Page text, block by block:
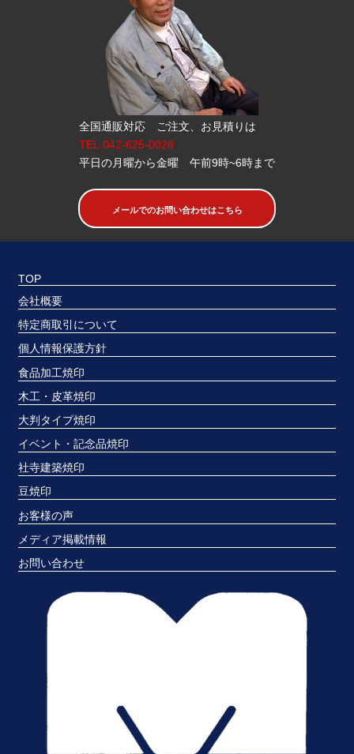
全国通販対応 ご注文、お見積りは
TEL:042-625-0028
平日の月曜から金曜 午前9時~6時まで
メールでのお問い合わせはこちら
TOP
会社概要
特定商取引について
個人情報保護方針
食品加工焼印
木工・皮革焼印
大判タイプ焼印
イベント・記念品焼印
社寺建築焼印
豆焼印
お客様の声
メディア掲載情報
お問い合わせ